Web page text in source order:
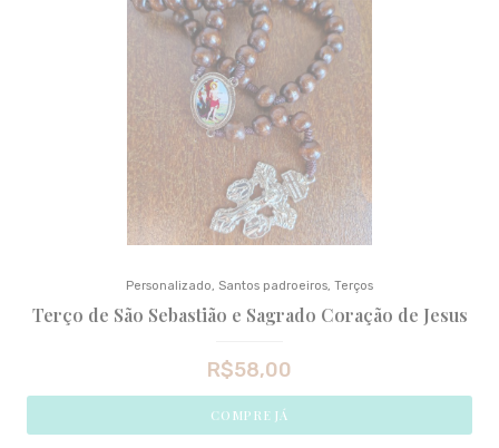
Personalizado, Santos padroeiros, Terços
Terço de São Sebastião e Sagrado Coração de Jesus
R$58,00
COMPRE JÁ